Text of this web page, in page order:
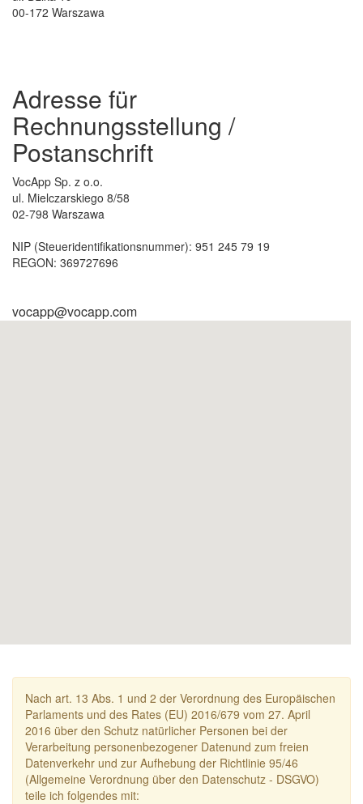
00-172 Warszawa
Adresse für
Rechnungsstellung /
Postanschrift
VocApp Sp. z o.o.
ul. Mielczarskiego 8/58
02-798 Warszawa
NIP (Steueridentifikationsnummer): 951 245 79 19
REGON: 369727696
vocapp@vocapp.com
Nach art. 13 Abs. 1 und 2 der Verordnung des Europäischen
Parlaments und des Rates (EU) 2016/679 vom 27. April
2016 über den Schutz natürlicher Personen bei der
Verarbeitung personenbezogener Datenund zum freien
Datenverkehr und zur Aufhebung der Richtlinie 95/46
(Allgemeine Verordnung über den Datenschutz - DSGVO)
teile ich folgendes mit: